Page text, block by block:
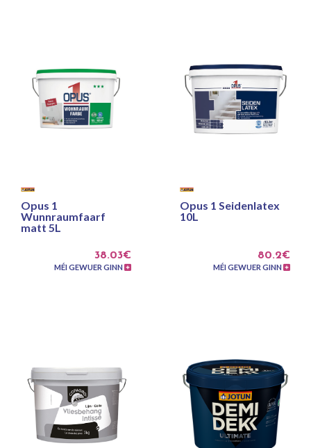
Opus 1
Wunnraumfaarf
matt 5L
38.03€
MÉI GEWUER GINN
Opus 1 Seidenlatex
10L
80.2€
MÉI GEWUER GINN